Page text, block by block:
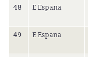
48 E Espana
49 E Espana